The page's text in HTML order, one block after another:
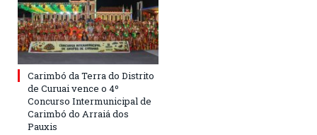
Carimbó da Terra do Distrito
de Curuai vence o 4º
Concurso Intermunicipal de
Carimbó do Arraiá dos
Pauxis